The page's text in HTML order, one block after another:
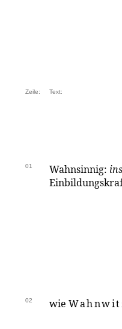
Zeile: Text:
01 Wahnsinnig:
02 wie